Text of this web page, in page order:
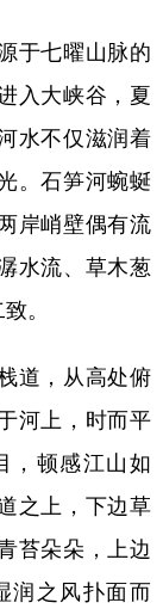
于七曜山脉的
入大峡谷，夏
水不仅滋润着
。石笋河蜿蜒
岸峭壁偶有流
水流、草木葱
。
道，从高处俯
河上，时而平
，顿感江山如
之上，下边草
苔朵朵，上边
润之风扑面而